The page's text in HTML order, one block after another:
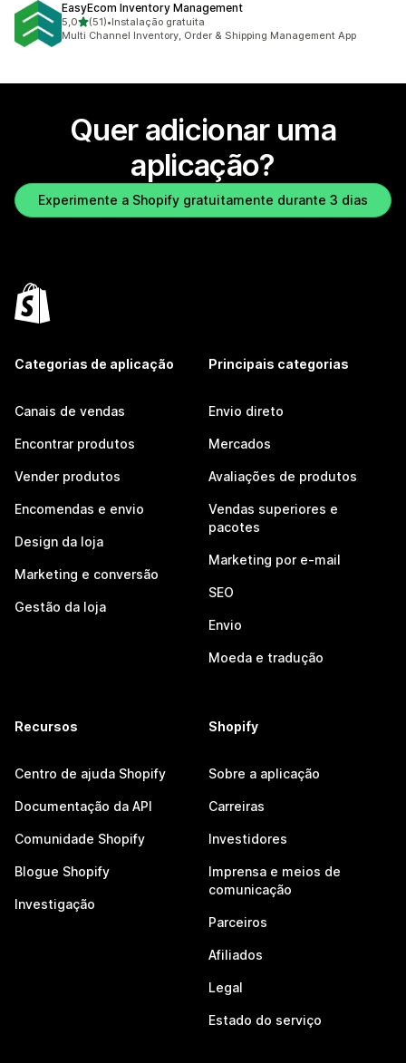
EasyEcom Inventory Management
5,0de 5 estrelas
(51)
51 total de avaliações
•Instalação gratuita
Multi Channel Inventory, Order & Shipping Management App
Quer adicionar uma
aplicação?
Experimente a Shopify gratuitamente durante 3 dias
Categorias de aplicação
Canais de vendas
Encontrar produtos
Vender produtos
Encomendas e envio
Design da loja
Marketing e conversão
Gestão da loja
Principais categorias
Envio direto
Mercados
Avaliações de produtos
Vendas superiores e
pacotes
Marketing por e-mail
SEO
Envio
Moeda e tradução
Recursos
Centro de ajuda Shopify
Documentação da API
Comunidade Shopify
Blogue Shopify
Investigação
Shopify
Sobre a aplicação
Carreiras
Investidores
Imprensa e meios de
comunicação
Parceiros
Afiliados
Legal
Estado do serviço